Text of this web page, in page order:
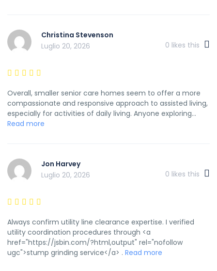
Christina Stevenson
Luglio 20, 2026
0 likes this
Overall, smaller senior care homes seem to offer a more
compassionate and responsive approach to assisted living,
especially for activities of daily living. Anyone exploring...
Read more
Jon Harvey
Luglio 20, 2026
0 likes this
Always confirm utility line clearance expertise. I verified
utility coordination procedures through <a
href="https://jsbin.com/?html,output" rel="nofollow
ugc">stump grinding service</a> . Read more